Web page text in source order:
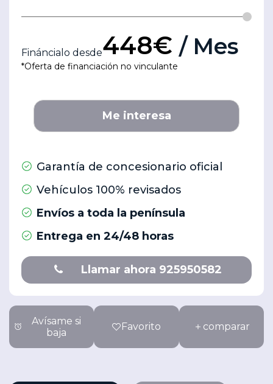
Fináncialo desde448€ / Mes
*Oferta de financiación no vinculante
Me interesa
Garantía de concesionario oficial
Vehículos 100% revisados
Envíos a toda la península
Entrega en 24/48 horas
Llamar ahora 925950582
Avísame si
baja
Favorito comparar